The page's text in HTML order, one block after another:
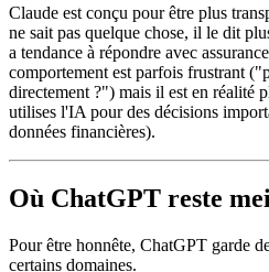
Claude est conçu pour être plus
ne sait pas quelque chose, il le dit
a tendance à répondre avec
comportement est parfois frustrant
directement ?") mais il est en réalité
utilises l'IA pour des décisions
données financières).
Où ChatGPT reste
Pour être honnête, ChatGPT garde
certains domaines.